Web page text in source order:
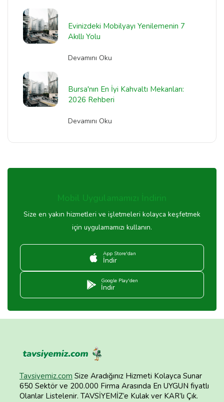
Evinizdeki Mobilyayı Yenilemenin 7
Akıllı Yolu
Devamını Oku
Bursa'nın En İyi Kahvaltı Mekanları:
2026 Rehberi
Devamını Oku
Mobil Uygulamamızı İndirin
Size en yakın hizmetleri ve işletmeleri kolayca keşfetmek
için uygulamamızı kullanın.
App Store'dan
İndir
Google Play'den
İndir
Tavsiyemiz.com Size Aradığınız Hizmeti Kolayca Sunar
650 Sektör ve 200.000 Firma Arasında En UYGUN fiyatlı
Olanlar Listelenir. TAVSİYEMİZ’e Kulak ver KAR’lı Çık.